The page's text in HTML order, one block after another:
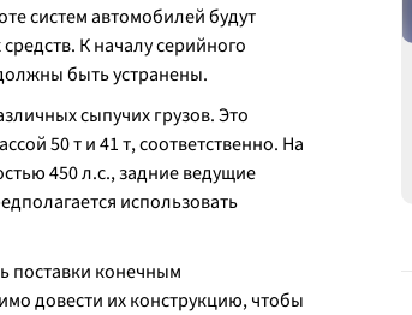
систем автомобилей будут
К началу серийного
быть устранены.
сыпучих грузов. Это
50 т и 41 т, соответственно. На
450 л.с., задние ведущие
использовать
поставки конечным
довести их конструкцию, чтобы